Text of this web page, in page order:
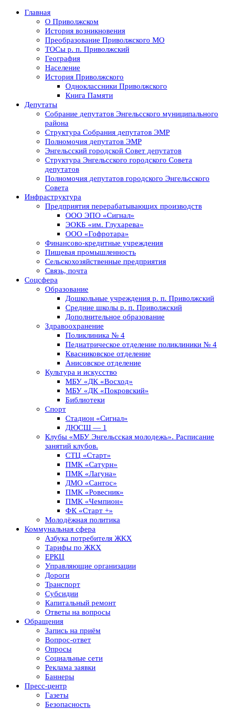
Главная
О Приволжском
История возникновения
Преобразование Приволжского МО
ТОСы р. п. Приволжский
География
Население
История Приволжского
Одноклассники Приволжского
Книга Памяти
Депутаты
Собрание депутатов Энгельсского муниципального
района
Структура Собрания депутатов ЭМР
Полномочия депутатов ЭМР
Энгельсский городской Совет депутатов
Структура Энгельсского городского Совета
депутатов
Полномочия депутатов городского Энгельсского
Совета
Инфраструктура
Предприятия перерабатывающих производств
ООО ЭПО «Сигнал»
ЭОКБ «им. Глухарева»
ООО «Гофротара»
Финансово-кредитные учреждения
Пищевая промышленность
Сельскохозяйственные предприятия
Связь, почта
Соцсфера
Образование
Дошкольные учреждения р. п. Приволжский
Средние школы р. п. Приволжский
Дополнительное образование
Здравоохранение
Поликлиника № 4
Педиатрическое отделение поликлиники № 4
Квасниковское отделение
Анисовское отделение
Культура и искусство
МБУ «ДК «Восход»
МБУ «ДК «Покровский»
Библиотеки
Спорт
Стадион «Сигнал»
ДЮСШ — 1
Клубы «МБУ Энгельсская молодежь». Расписание
занятий клубов.
СТЦ «Старт»
ПМК «Сатурн»
ПМК «Лагуна»
ДМО «Сантос»
ПМК «Ровесник»
ПМК «Чемпион»
ФК «Старт +»
Молодёжная политика
Коммунальная сфера
Азбука потребителя ЖКХ
Тарифы по ЖКХ
ЕРКЦ
Управляющие организации
Дороги
Транспорт
Субсидии
Капитальный ремонт
Ответы на вопросы
Обращения
Запись на приём
Вопрос-ответ
Опросы
Социальные сети
Реклама заявки
Баннеры
Пресс-центр
Газеты
Безопасность